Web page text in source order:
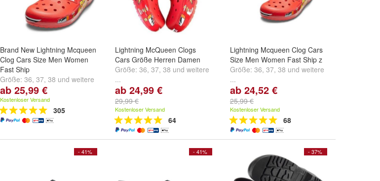
Brand New Lightning Mcqueen
Clog Cars Size Men Women
Fast Ship
Größe: 36, 37, 38 und weitere
...
ab 25,99 €
Kostenloser Versand
305
Lightning McQueen Clogs
Cars Größe Herren Damen
Größe: 36, 37, 38 und weitere
...
ab 24,99 €
29,99 €
Kostenloser Versand
64
Lightning Mcqueen Clog Cars
Size Men Women Fast Ship z
Größe: 36, 37, 38 und weitere
...
ab 24,52 €
25,99 €
Kostenloser Versand
68
- 41% - 41% - 37%